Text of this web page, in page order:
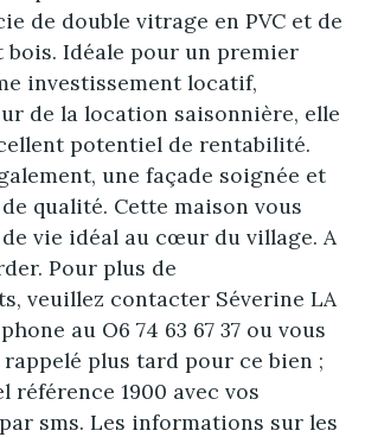
de double vitrage en PVC et de
bois. Idéale pour un premier
investissement locatif,
de la location saisonnière, elle
potentiel de rentabilité.
une façade soignée et
qualité. Cette maison vous
vie idéal au cœur du village. A
Pour plus de
veuillez contacter Séverine LA
au O6 74 63 67 37 ou vous
plus tard pour ce bien ;
référence 1900 avec vos
sms. Les informations sur les